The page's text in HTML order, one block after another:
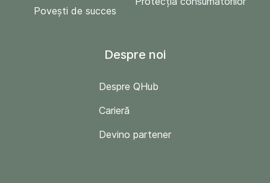
Povești de succes
Despre noi
Despre QHub
Carieră
Devino partener